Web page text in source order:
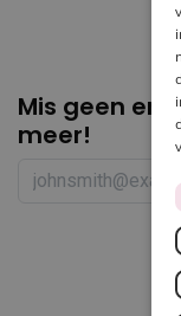
Mis geen
meer!